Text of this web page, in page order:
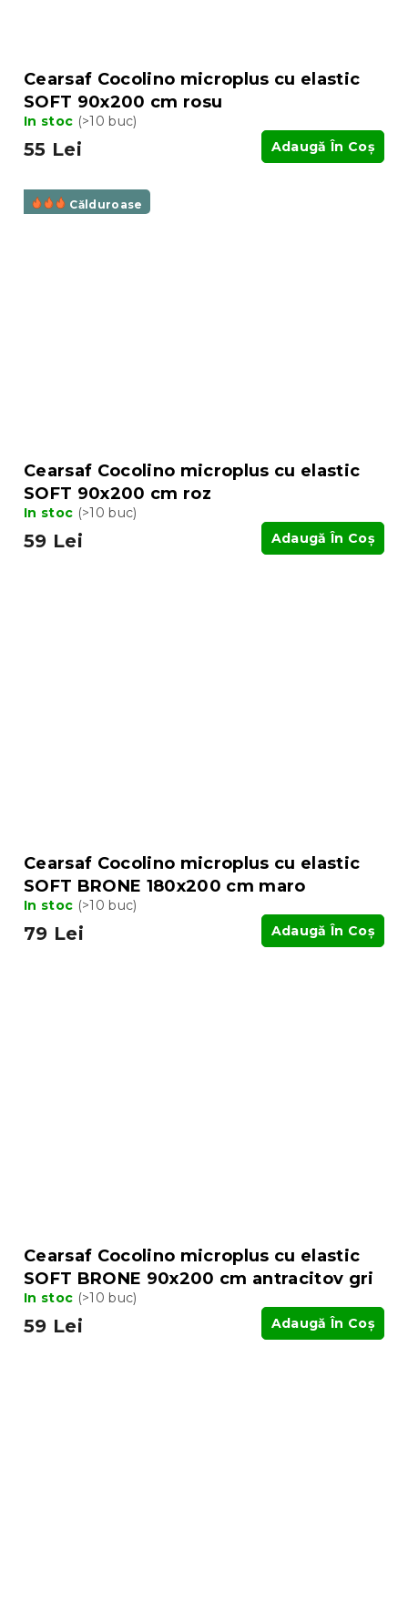
Cearsaf Cocolino microplus cu elastic
SOFT 90x200 cm rosu
In stoc (>10 buc)
55 Lei Adaugă În Coş
Călduroase
Cearsaf Cocolino microplus cu elastic
SOFT 90x200 cm roz
In stoc (>10 buc)
59 Lei Adaugă În Coş
Cearsaf Cocolino microplus cu elastic
SOFT BRONE 180x200 cm maro
In stoc (>10 buc)
79 Lei Adaugă În Coş
Cearsaf Cocolino microplus cu elastic
SOFT BRONE 90x200 cm antracitov gri
In stoc (>10 buc)
59 Lei Adaugă În Coş